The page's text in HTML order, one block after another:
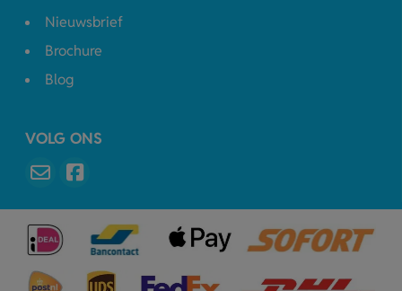
Nieuwsbrief
Brochure
Blog
VOLG ONS